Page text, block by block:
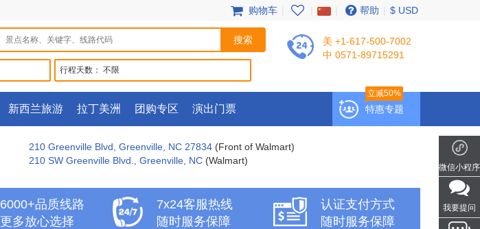
购物车 帮助 $ USD
行程天数： 不限
美 +1-617-500-7002
中 0571-89715291
新西兰旅游 拉丁美洲 团购专区 演出门票 特惠专题
立减50%
210 Greenville Blvd, Greenville, NC 27834 (Front of Walmart)
210 SW Greenville Blvd., Greenville, NC (Walmart)
微信小程序
我要提问
6000+品质线路
更多放心选择
7x24客服热线
随时服务保障
认证支付方式
随时服务保障